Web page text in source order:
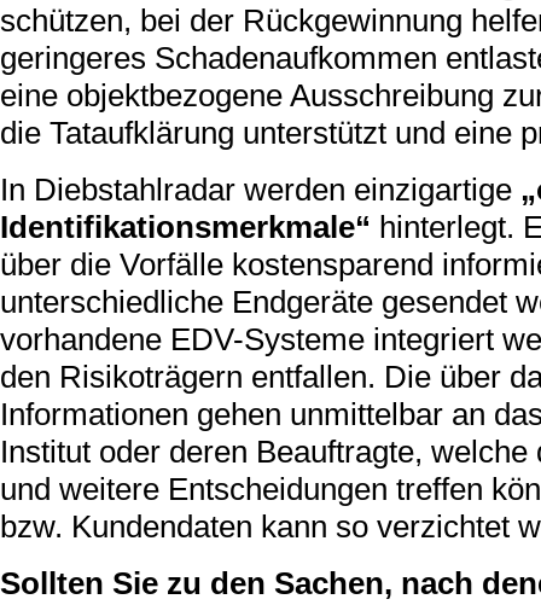
schützen, bei der Rückgewinnung
geringeres Schadenaufkommen
eine objektbezogene Ausschreibung
die Tataufklärung unterstützt und eine
In Diebstahlradar werden einzigartige
Identifikationsmerkmale“ hinterlegt.
über die Vorfälle kostensparend
unterschiedliche Endgeräte gesendet
vorhandene EDV-Systeme integriert
den Risikoträgern entfallen. Die über
Informationen gehen unmittelbar an
Institut oder deren Beauftragte,
und weitere Entscheidungen treffen
bzw. Kundendaten kann so verzichtet
Sollten Sie zu den Sachen, nach